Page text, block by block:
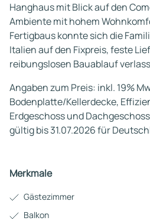
Hanghaus mit Blick auf den
Ambiente mit hohem
Fertigbaus konnte sich die
Italien auf den Fixpreis, feste
reibungslosen Bauablauf
Angaben zum Preis: inkl. 19%
Bodenplatte/Kellerdecke,
Erdgeschoss und
gültig bis 31.07.2026 für
Merkmale
Gästezimmer
Balkon